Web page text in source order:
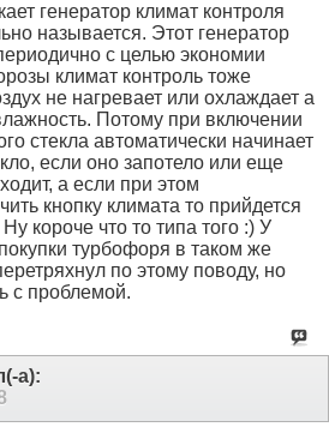
генератор климат контроля
называется. Этот генератор
с целью экономии
климат контроль тоже
не нагревает или охлаждает а
Потому при включении
стекла автоматически начинает
если оно запотело или еще
а если при этом
кнопку климата то прийдется
короче что то типа того :) У
турбофоря в таком же
по этому поводу, но
с проблемой.
а):